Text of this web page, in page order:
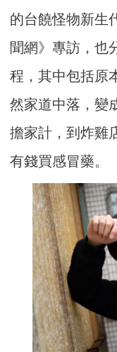
的台饒怪物新生
聞網》專訪，也
程，其中包括原
然家道中落，變
擔家計，到炸雞
有錢買感冒藥。